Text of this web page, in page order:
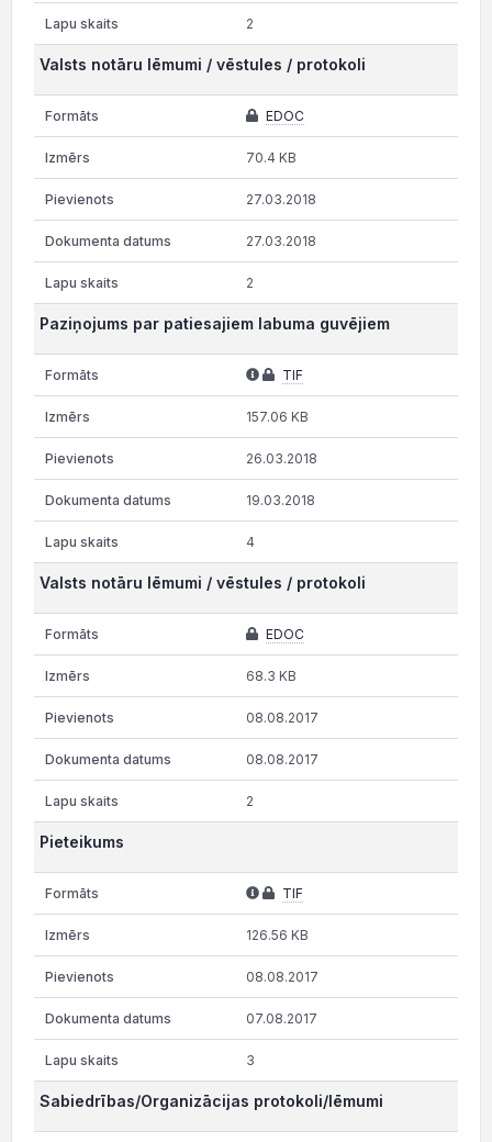
2
Valsts notāru lēmumi / vēstules / protokoli
EDOC
70.4 KB
27.03.2018
27.03.2018
2
Paziņojums par patiesajiem labuma guvējiem
TIF
157.06 KB
26.03.2018
19.03.2018
4
Valsts notāru lēmumi / vēstules / protokoli
EDOC
68.3 KB
08.08.2017
08.08.2017
2
Pieteikums
TIF
126.56 KB
08.08.2017
07.08.2017
3
Sabiedrības/Organizācijas protokoli/lēmumi